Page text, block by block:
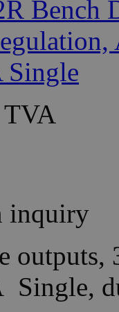
inquiry
Single,